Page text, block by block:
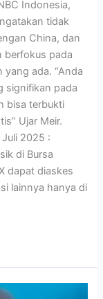
Indonesia,
tidak
China, dan
berfokus pada
ada. “Anda
signifikan pada
bisa terbukti
Ujar Meir.
Juli 2025 :
di Bursa
dapat diaskes
lainnya hanya di